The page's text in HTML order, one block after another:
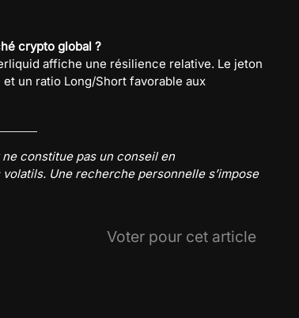
crypto global ?
affiche une résilience relative. Le jeton
un ratio Long/Short favorable aux
constitue pas un conseil en
Une recherche personnelle s’impose
Voter pour cet article